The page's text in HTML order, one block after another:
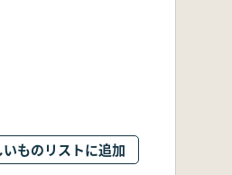
いものリストに追加